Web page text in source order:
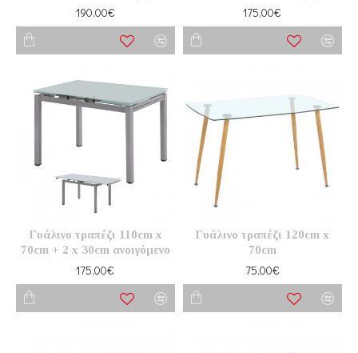
190,00€ 175,00€
Γυάλινο τραπέζι 110cm x
70cm + 2 x 30cm ανοιγόμενο
175,00€
Γυάλινο τραπέζι 120cm x
70cm
75,00€